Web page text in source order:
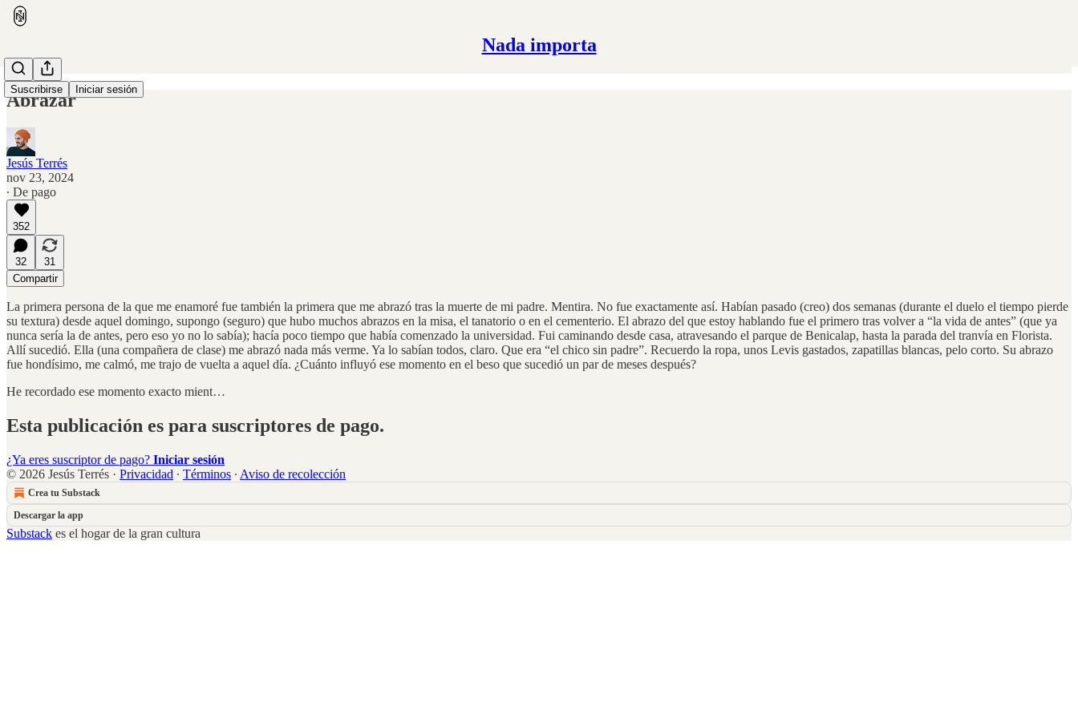
Nada importa
Suscribirse Iniciar sesión
Abrazar
Jesús Terrés
nov 23, 2024
∙ De pago
352
32
31
Compartir
La primera persona de la que me enamoré fue también la primera que me abrazó tras la muerte de mi padre. Mentira. No fue exactamente así. Habían pasado (creo) dos semanas (durante el duelo el tiempo pierde
su textura) desde aquel domingo, supongo (seguro) que hubo muchos abrazos en la misa, el tanatorio o en el cementerio. El abrazo del que estoy hablando fue el primero tras volver a “la vida de antes” (que ya
nunca sería la de antes, pero eso yo no lo sabía); hacía poco tiempo que había comenzado la universidad. Fui caminando desde casa, atravesando el parque de Benicalap, hasta la parada del tranvía en Florista.
Allí sucedió. Ella (una compañera de clase) me abrazó nada más verme. Ya lo sabían todos, claro. Que era “el chico sin padre”. Recuerdo la ropa, unos Levis gastados, zapatillas blancas, pelo corto. Su abrazo
fue hondísimo, me calmó, me trajo de vuelta a aquel día. ¿Cuánto influyó ese momento en el beso que sucedió un par de meses después?
He recordado ese momento exacto mient…
Esta publicación es para suscriptores de pago.
¿Ya eres suscriptor de pago? Iniciar sesión
© 2026 Jesús Terrés · Privacidad ∙ Términos ∙ Aviso de recolección
Crea tu Substack
Descargar la app
Substack es el hogar de la gran cultura